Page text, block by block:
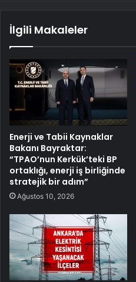
İlgili Makaleler
Enerji ve Tabii Kaynaklar
Bakanı Bayraktar:
“TPAO’nun Kerkük’teki BP
ortaklığı, enerji iş birliğinde
stratejik bir adım”
Ağustos 10, 2026